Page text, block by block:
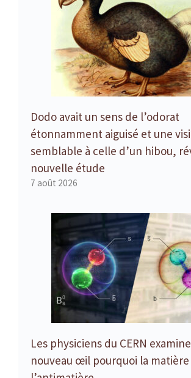
Dodo avait un sens de l’odorat
étonnamment aiguisé et une
semblable à celle d’un hibou,
nouvelle étude
7 août 2026
Les physiciens du CERN
nouveau œil pourquoi la